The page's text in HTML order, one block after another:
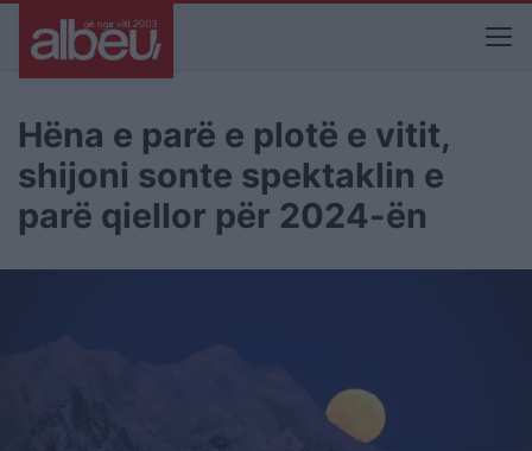
Hëna e parë e plotë e vitit,
shijoni sonte spektaklin e
parë qiellor për 2024-ën